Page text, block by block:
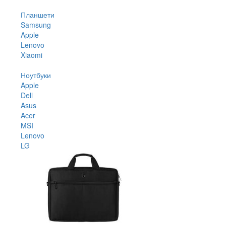
Планшети
Samsung
Apple
Lenovo
Xiaomi
Ноутбуки
Apple
Dell
Asus
Acer
MSI
Lenovo
LG